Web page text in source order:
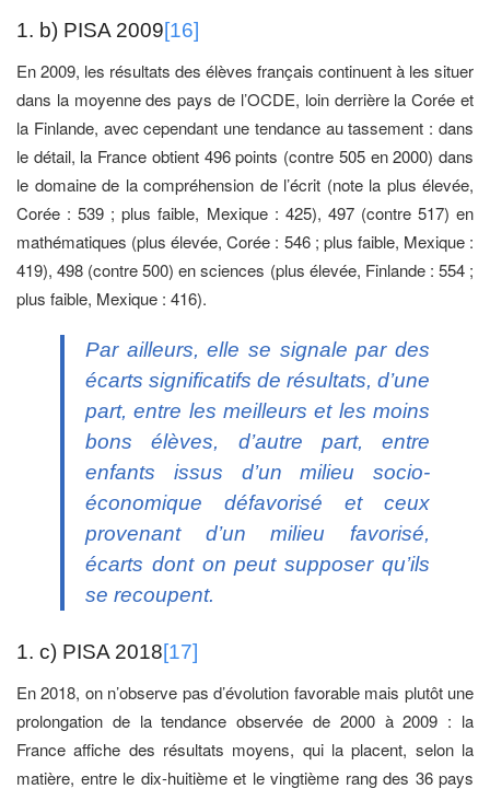
1. b) PISA 2009[16]
En 2009, les résultats des élèves français continuent à les situer
dans la moyenne des pays de l’OCDE, loin derrière la Corée et
la Finlande, avec cependant une tendance au tassement : dans
le détail, la France obtient 496 points (contre 505 en 2000) dans
le domaine de la compréhension de l’écrit (note la plus élevée,
Corée : 539 ; plus faible, Mexique : 425), 497 (contre 517) en
mathématiques (plus élevée, Corée : 546 ; plus faible, Mexique :
419), 498 (contre 500) en sciences (plus élevée, Finlande : 554 ;
plus faible, Mexique : 416).
Par ailleurs, elle se signale par des
écarts significatifs de résultats, d’une
part, entre les meilleurs et les moins
bons élèves, d’autre part, entre
enfants issus d’un milieu socio-
économique défavorisé et ceux
provenant d’un milieu favorisé,
écarts dont on peut supposer qu’ils
se recoupent.
1. c) PISA 2018[17]
En 2018, on n’observe pas d’évolution favorable mais plutôt une
prolongation de la tendance observée de 2000 à 2009 : la
France affiche des résultats moyens, qui la placent, selon la
matière, entre le dix-huitième et le vingtième rang des 36 pays